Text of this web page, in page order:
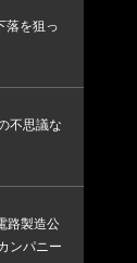
落を狙っ
不思議な
路製造公
ンパニー